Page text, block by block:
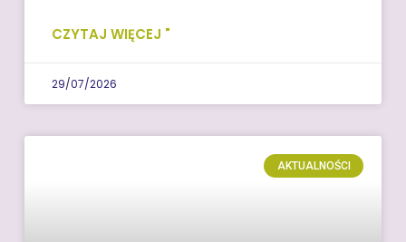
CZYTAJ WIĘCEJ "
29/07/2026
AKTUALNOŚCI